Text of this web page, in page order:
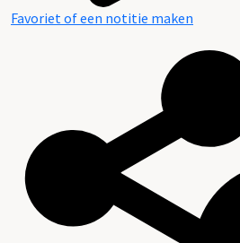
Aanwijzingen voor de gebruiker
Favoriet of een notitie maken